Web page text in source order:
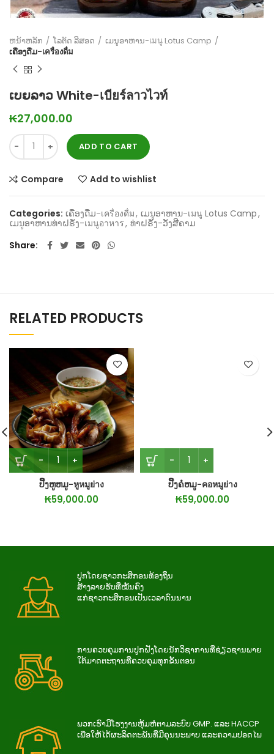
ຫນ້າຫລັກ ໂລຕັດ ລີສອດ
ເມນູອາຫານ-เมนู Lotus Camp
ເຄື່ອງດື່ມ-เครื่องดื่ม
ເບຍລາວ White-เบียร์ลาวไวท์
₭27,000.00
ADD TO CART
Compare Add to wishlist
Categories: ເຄື່ອງດື່ມ-เครื่องดื่ม, ເມນູອາຫານ-เมนู Lotus Camp,
ເມນູອາຫານທ່າຝຣັ່ງ-เมนูอาหาร, ທ່າຝຣັ່ງ-ວັງສີຄາມ
Share
RELATED PRODUCTS
ປີ້ງຫູຫມູ-หูหมูย่าง
₭59,000.00
ປີ້ງຄໍຫມູ-คอหมูย่าง
₭59,000.00
ປູກໂດຍຊາວກະສິກອນທ້ອງຖິ່ນ
ສ້າງລາຍຮັບທີ່ໝັ້ນຄົງ
ແກ່ຊາວກະສິກອນເປັນເວລາດົນນານ
ການ​ຄວບ​ຄຸມ​ການ​ປູກ​ຝັງ​ໂດຍ​ນັກ​ວິ​ຊາ​ການ​ທີ່​ຊ່ຽວ​ຊານ​ພາຍ​
ໃຕ້​ມາດ​ຕະ​ຖານ​ທີ່​ຄວບ​ຄຸມ​ທຸກ​ຂັ້ນ​ຕອນ
ພວກເຮົາມີໂຮງງານຫຸ້ມຫໍ່ຕາມລະບົບ GMP. ແລະ HACCP
ເພື່ອໃຫ້ໄດ້ຜະລິດຕະພັນທີ່ມີຄຸນນະພາບ ແລະຄວາມປອດໄພ